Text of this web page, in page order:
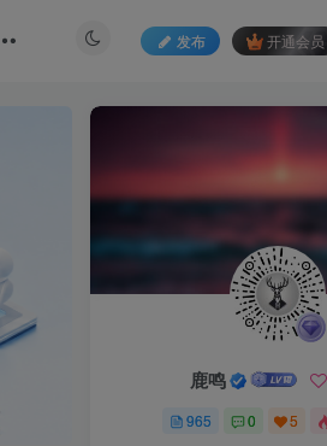
发布 开通会员
鹿鸣
965 0 5